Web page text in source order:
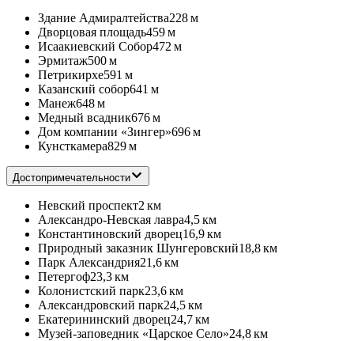
Здание Адмиралтейства228 м
Дворцовая площадь459 м
Исаакиевский Собор472 м
Эрмитаж500 м
Петрикирхе591 м
Казанский собор641 м
Манеж648 м
Медный всадник676 м
Дом компании «Зингер»696 м
Кунсткамера829 м
Достопримечательности
Невский проспект2 км
Александро-Невская лавра4,5 км
Константиновский дворец16,9 км
Природный заказник Шунгеровский18,8 км
Парк Александрия21,6 км
Петергоф23,3 км
Колонистский парк23,6 км
Александровский парк24,5 км
Екатерининский дворец24,7 км
Музей-заповедник «Царское Село»24,8 км